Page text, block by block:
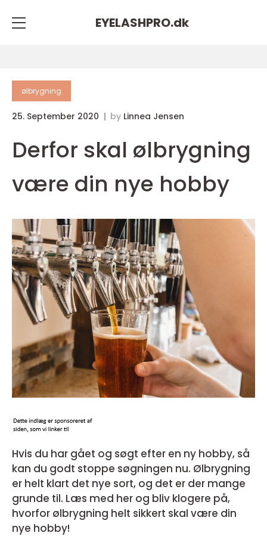
EYELASHPRO.dk
ølbrygning
25. September 2020 by Linnea Jensen
Derfor skal ølbrygning
være din nye hobby
Hvis du har gået og søgt efter en ny hobby, så
kan du godt stoppe søgningen nu. Ølbrygning
er helt klart det nye sort, og det er der mange
grunde til. Læs med her og bliv klogere på,
hvorfor ølbrygning helt sikkert skal være din
nye hobby!